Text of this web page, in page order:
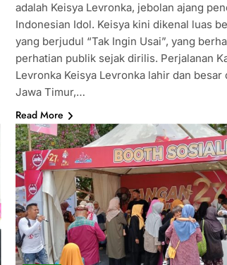
adalah Keisya Levronka, jebolan ajang
Indonesian Idol. Keisya kini dikenal luas
yang berjudul “Tak Ingin Usai”, yang
perhatian publik sejak dirilis. Perjalanan
Levronka Keisya Levronka lahir dan besar
Jawa Timur,…
Read More